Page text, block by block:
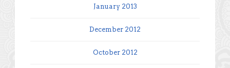
January 2013
December 2012
October 2012